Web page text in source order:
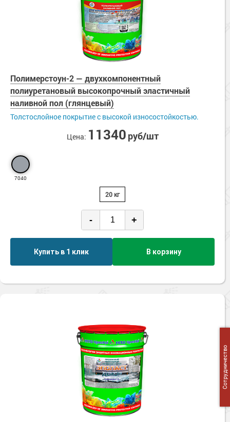
Полимерстоун-2 — двухкомпонентный
полиуретановый высокопрочный эластичный
наливной пол (глянцевый)
Толстослойное покрытие с высокой износостойкостью.
Цена: 11340 руб/шт
7040
20 кг
- +
Купить в 1 клик В корзину
Сотрудничество